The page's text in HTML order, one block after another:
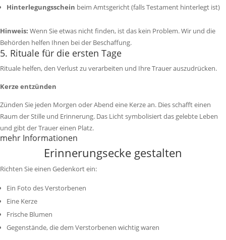
Hinterlegungsschein beim Amtsgericht (falls Testament hinterlegt ist)
Hinweis: Wenn Sie etwas nicht finden, ist das kein Problem. Wir und die
Behörden helfen Ihnen bei der Beschaffung.
5. Rituale für die ersten Tage
Rituale helfen, den Verlust zu verarbeiten und Ihre Trauer auszudrücken.
Kerze entzünden
Zünden Sie jeden Morgen oder Abend eine Kerze an. Dies schafft einen
Raum der Stille und Erinnerung. Das Licht symbolisiert das gelebte Leben
und gibt der Trauer einen Platz.
mehr Informationen
Erinnerungsecke gestalten
Richten Sie einen Gedenkort ein:
Ein Foto des Verstorbenen
Eine Kerze
Frische Blumen
Gegenstände, die dem Verstorbenen wichtig waren